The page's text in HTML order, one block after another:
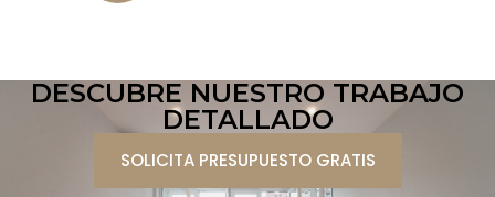
DESCUBRE NUESTRO TRABAJO
DETALLADO
SOLICITA PRESUPUESTO GRATIS